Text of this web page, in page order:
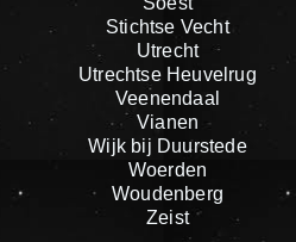
Stichtse Vecht
Utrecht
Utrechtse Heuvelrug
Veenendaal
Vianen
Wijk bij Duurstede
Woerden
Woudenberg
Zeist